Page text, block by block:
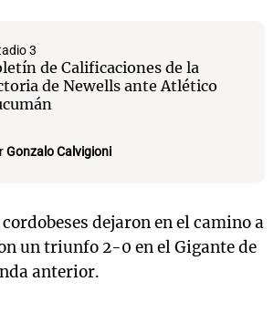
3
de Calificaciones de la
de Newells ante Atlético
Gonzalo Calvigioni
dejaron en el camino a
un triunfo 2-0 en el Gigante de
anterior.